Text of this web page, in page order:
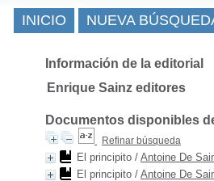
Información de la editorial
Enrique Sainz editores
Documentos disponibles
Refinar búsqueda
El principito / Antoine De
El principito / Antoine De
INICIO NUEVA